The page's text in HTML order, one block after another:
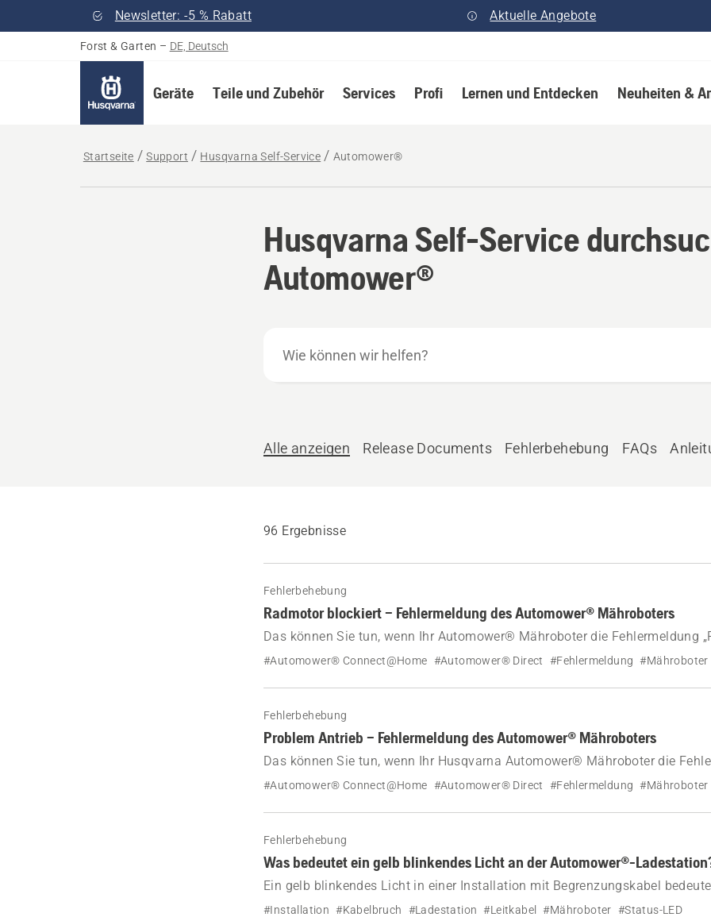
Newsletter: -5 % Rabatt Aktuelle Angebote
Forst & Garten – DE, Deutsch
Geräte Teile und Zubehör Services Profi Lernen und Entdecken Neuheiten &
Startseite Support Husqvarna Self-Service Automower®
Husqvarna Self-Service
Automower®
können
Alle anzeigen Release Documents Fehlerbehebung FAQs
96 Ergebnisse
Fehlerbehebung
Radmotor blockiert – Fehlermeldung des Automower® Mähroboters
Das können Sie tun, wenn Ihr Automower® Mähroboter die Fehlermeldung
blockiert“ anzeigt.
#Automower® Connect@Home #Automower® Direct #Fehlermeldung #Mähroboter
Fehlerbehebung
Problem Antrieb – Fehlermeldung des Automower® Mähroboters
Das können Sie tun, wenn Ihr Husqvarna Automower® Mähroboter die
„Problem Antrieb“ anzeigt.
#Automower® Connect@Home #Automower® Direct #Fehlermeldung #Mähroboter
Fehlerbehebung
Was bedeutet ein gelb blinkendes Licht an der Automower®-
Ein gelb blinkendes Licht in einer Installation mit Begrenzungskabel
Leitkabel beschädigt oder getrennt ist. Mehr erfahren.
#Installation #Kabelbruch #Ladestation #Leitkabel #Mähroboter #Status-LED